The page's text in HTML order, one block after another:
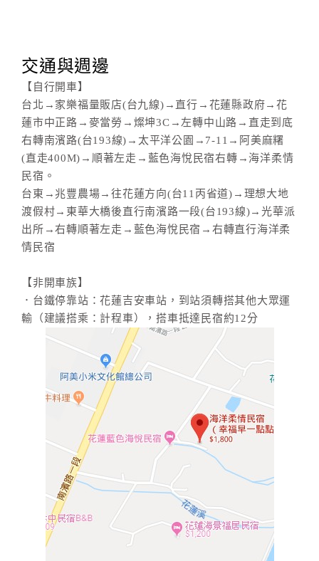
案
飯
店
合
作
廠
商
合
旅
交通與週邊
【自行開車】
台北→家樂福量販店(台九線)→直行→花蓮縣政府→花
蓮市中正路→麥當勞→燦坤3C→左轉中山路→直走到底
右轉南濱路(台193線)→太平洋公園→7-11→阿美麻糬
(直走400M)→順著左走→藍色海悅民宿右轉→海洋柔情
民宿。
台東→兆豐農場→往花蓮方向(台11丙省道)→理想大地
渡假村→東華大橋後直行南濱路一段(台193線)→光華派
出所→右轉順著左走→藍色海悅民宿→右轉直行海洋柔
情民宿
【非開車族】
．台鐵停靠站：花蓮吉安車站，到站須轉搭其他大眾運
輸（建議搭乘：計程車），搭車抵達民宿約12分